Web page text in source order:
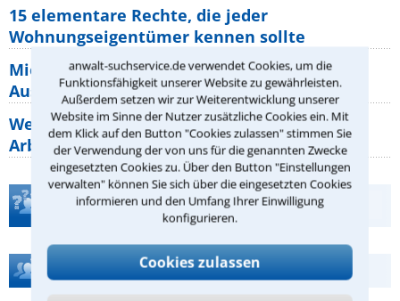
anwalt-suchservice.de verwendet Cookies, um die
Funktionsfähigkeit unserer Website zu gewährleisten.
Außerdem setzen wir zur Weiterentwicklung unserer
Website im Sinne der Nutzer zusätzliche Cookies ein. Mit
dem Klick auf den Button "Cookies zulassen" stimmen Sie
der Verwendung der von uns für die genannten Zwecke
eingesetzten Cookies zu. Über den Button "Einstellungen
verwalten" können Sie sich über die eingesetzten Cookies
informieren und den Umfang Ihrer Einwilligung
konfigurieren.
Cookies zulassen
15 elementare Rechte, die jeder
Wohnungseigentümer kennen sollte
Mietpreisbremse 2026: Alle Regeln,
Ausnahmen und Rechte für Mieter
Welche Regeln für Teilnahme, Urlaub,
Arbeitszeit gelten beim
Teste Dein Rechtswissen
Hilfe bei Ihrer Anwaltsuche?